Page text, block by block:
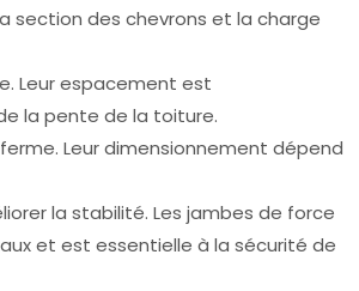
section des chevrons et la charge
Leur espacement est
la pente de la toiture.
Leur dimensionnement dépend
la stabilité. Les jambes de force
et est essentielle à la sécurité de